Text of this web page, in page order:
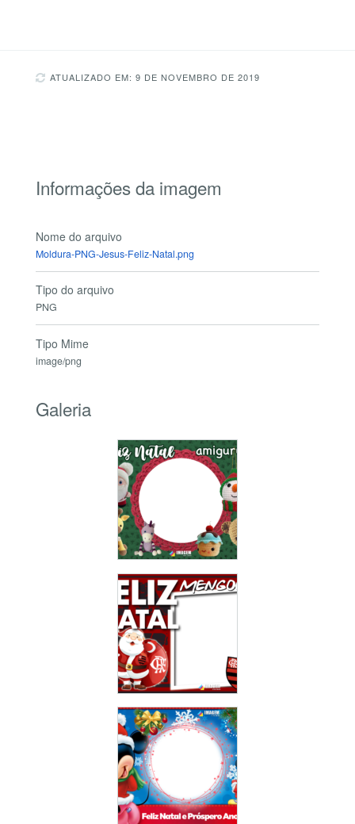
ATUALIZADO EM: 9 DE NOVEMBRO DE 2019
Informações da imagem
Nome do arquivo
Moldura-PNG-Jesus-Feliz-Natal.png
Tipo do arquivo
PNG
Tipo Mime
image/png
Galeria